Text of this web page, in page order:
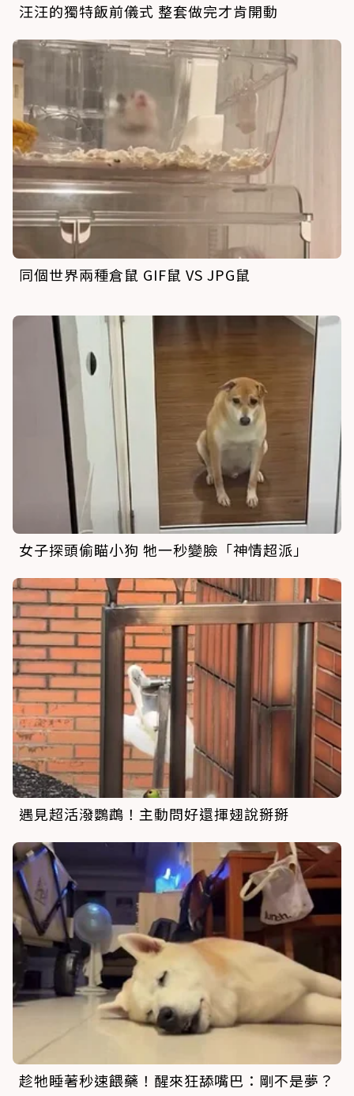
汪汪的獨特飯前儀式 整套做完才肯開動
同個世界兩種倉鼠 GIF鼠 VS JPG鼠
女子探頭偷瞄小狗 牠一秒變臉「神情超派」
遇見超活潑鸚鵡！主動問好還揮翅說掰掰
趁牠睡著秒速餵藥！醒來狂舔嘴巴：剛不是夢？